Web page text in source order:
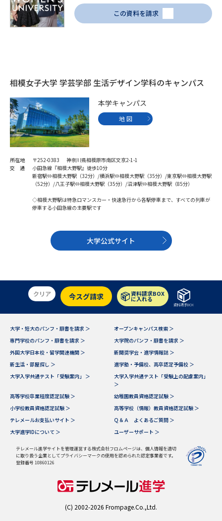
学問発見 学問検索
学問のミニ講義「夢ナビ講義」 学問分野解説
学問の教科書 夢ナビライブ
ユーザーサポート
Ｑ＆Ａ よくあるご質問 大学進学IDについて
資料の料金の
受付内容・発送状況の確認
テレメール
テレメール進学カタログ
訂正のご案内
この資料を請求
相模女子大学 学芸学部 生活デザイン学科のキャンパス
本学キャンパス
地 図
所在地
〒252-0383 神奈川県相模原市南区文京2-1-1
交 通
小田急線『相模大野駅』徒歩10分
新宿駅⇔相模大野駅（32分）/横浜駅⇔相模大野駅（35分）/東京駅⇔相模大野駅
（52分）/八王子駅⇔相模大野駅（35分）/沼津駅⇔相模大野駅（85分）
◇相模大野駅は特急ロマンスカー・快速急行から各駅停車まで、すべての列車が
停車する小田急線の主要駅です
大学公式サイト
クリア 今スグ請求 資料請求BOX
に入れる
資料請求BOX
大学・短大のパンフ・願書を請求 ＞
オープンキャンパス検索 ＞
専門学校のパンフ・願書を請求 ＞
大学院のパンフ・願書を請求 ＞
外国大学日本校・留学関連機関 ＞
新聞奨学会・進学情報誌 ＞
新生活・部屋探し ＞
進学塾・予備校、高卒認定予備校 ＞
大学入学共通テスト「受験案内」 ＞
大学入学共通テスト「受験上の配慮案内」
＞
高等学校卒業程度認定試験 ＞
幼稚園教員資格認定試験 ＞
小学校教員資格認定試験 ＞
高等学校（情報）教員資格認定試験 ＞
テレメールお支払いサイト ＞
Ｑ＆Ａ よくあるご質問 ＞
大学進学IDについて ＞
ユーザーサポート ＞
テレメール進学サイトを管理運営する株式会社フロムページは、個人情報を適切
に取り扱う企業としてプライバシーマークの使用を認められた認定事業者です。
登録番号 10860126
(C) 2002-2026 Frompage.Co.,Ltd.